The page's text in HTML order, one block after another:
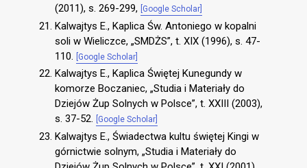
(2011), s. 269-299, [Google Scholar]
Kalwajtys E., Kaplica Św. Antoniego w kopalni
soli w Wieliczce, „SMDŻS”, t. XIX (1996), s. 47-
110.
[Google Scholar]
Kalwajtys E., Kaplica Świętej Kunegundy w
komorze Boczaniec, „Studia i Materiały do
Dziejów Żup Solnych w Polsce”, t. XXIII (2003),
s. 37-52.
[Google Scholar]
Kalwajtys E., Świadectwa kultu świętej Kingi w
górnictwie solnym, „Studia i Materiały do